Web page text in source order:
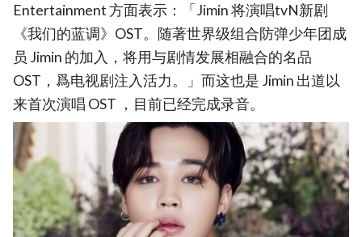
Entertainment 方面表示：「Jimin 将演唱tvN新剧
《我们的蓝调》OST。随著世界级组合防弹少年团成
员 Jimin 的加入，将用与剧情发展相融合的名品
OST，爲电视剧注入活力。」而这也是 Jimin 出道以
来首次演唱 OST ，目前已经完成录音。